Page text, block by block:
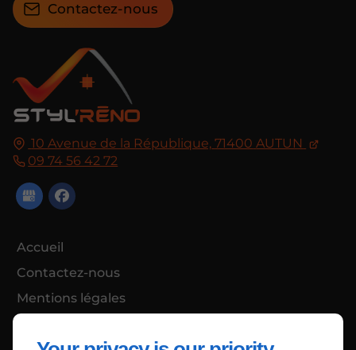
10 Avenue de la République, 71400 AUTUN
09 74 56 42 72
Accueil
Contactez-nous
Mentions légales
Contactez-nous